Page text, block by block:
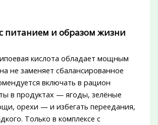
питанием и образом жизни
кислота обладает мощным
не заменяет сбалансированное
включать в рацион
в продуктах — ягоды, зелёные
орехи — и избегать переедания,
Только в комплексе с